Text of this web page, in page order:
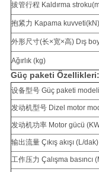
拔管行程 Kaldırma
抱紧力 Kapama kuvveti(kN)
外形尺寸(长×宽×高) Dış
Ağırlık (kg)
Güç paketi Özellikleri:
设备型号 Güç paketi modeli
发动机型号 Dizel motor
发动机功率 Motor gücü
输出流量 Çıkış akışı (L/dak)
工作压力 Çalışma basıncı